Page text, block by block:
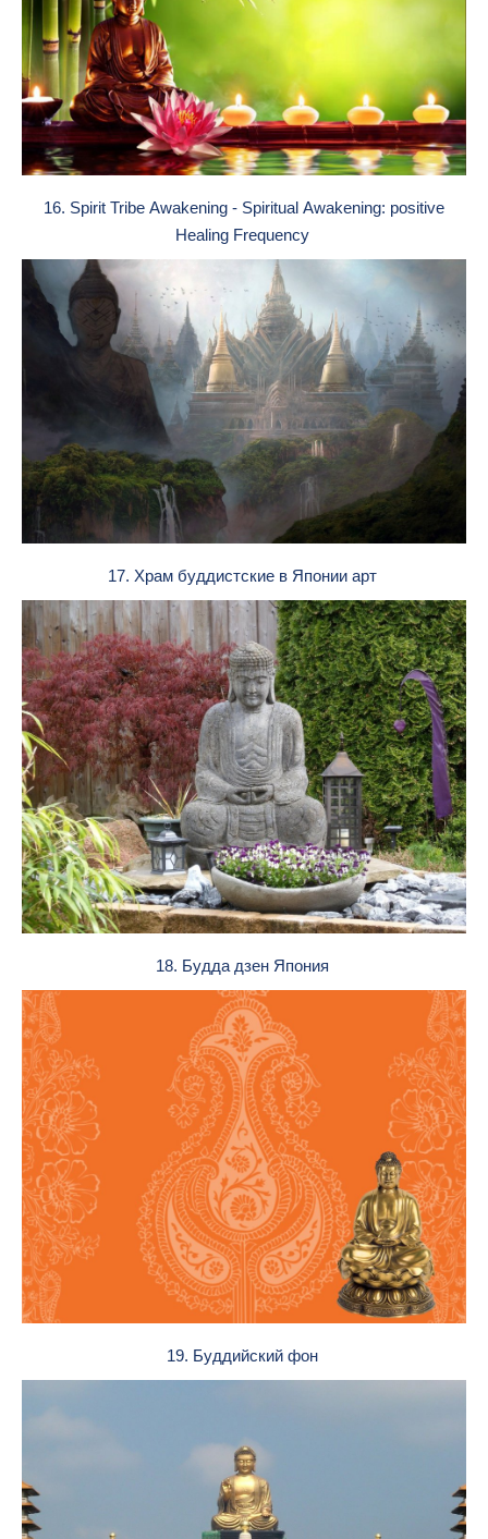
16. Spirit Tribe Awakening - Spiritual Awakening: positive
Healing Frequency
17. Храм буддистские в Японии арт
18. Будда дзен Япония
19. Буддийский фон